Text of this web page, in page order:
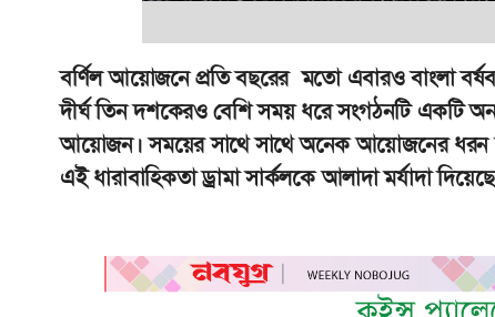
বর্ণিল আয়োজনে প্রতি বছরের মতো এবারও বাংলা
দীর্ঘ তিন দশকেরও বেশি সময় ধরে সংগঠনটি একটি
আয়োজন। সময়ের সাথে সাথে অনেক আয়োজনের ধরন
এই ধারাবাহিকতা ড্রামা সার্কলকে আলাদা মর্যাদা